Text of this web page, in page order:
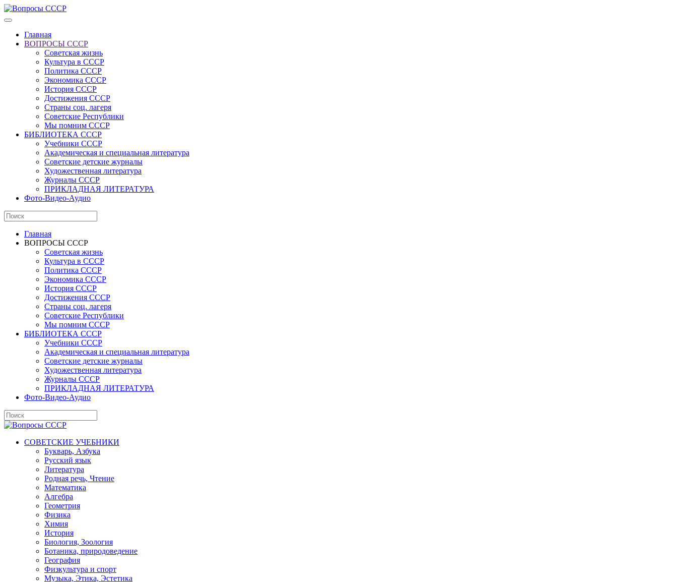
Главная
ВОПРОСЫ СССР
Советская жизнь
Культура в СССР
Политика СССР
Экономика СССР
История СССР
Достижения СССР
Страны соц. лагеря
Советские Республики
Мы помним СССР
БИБЛИОТЕКА СССР
Учебники СССР
Академическая и специальная литература
Советские детские журналы
Художественная литература
Журналы СССР
ПРИКЛАДНАЯ ЛИТЕРАТУРА
Фото-Видео-Аудио
Главная
ВОПРОСЫ СССР
Советская жизнь
Культура в СССР
Политика СССР
Экономика СССР
История СССР
Достижения СССР
Страны соц. лагеря
Советские Республики
Мы помним СССР
БИБЛИОТЕКА СССР
Учебники СССР
Академическая и специальная литература
Советские детские журналы
Художественная литература
Журналы СССР
ПРИКЛАДНАЯ ЛИТЕРАТУРА
Фото-Видео-Аудио
СОВЕТСКИЕ УЧЕБНИКИ
Букварь, Азбука
Русский язык
Литература
Родная речь, Чтение
Математика
Алгебра
Геометрия
Физика
Химия
История
Биология, Зоология
Ботаника, природоведение
География
Физкультура и спорт
Музыка, Этика, Эстетика